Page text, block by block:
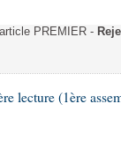
PREMIER -
lecture (1ère